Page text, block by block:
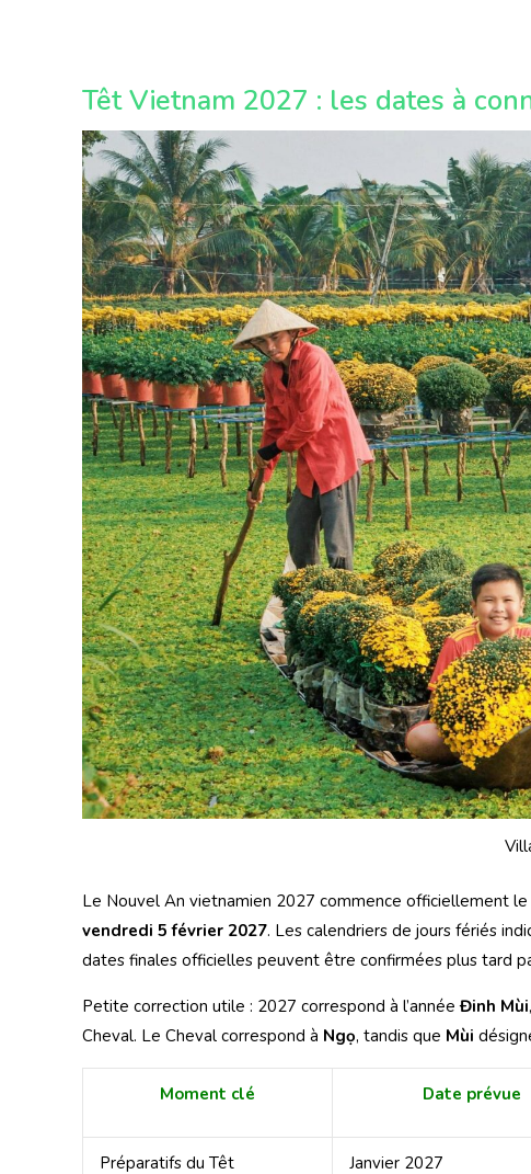
Têt Vietnam 2027 : les dates à
Le Nouvel An vietnamien 2027 commence officiellement le
vendredi 5 février 2027. Les calendriers de jours fériés
dates finales officielles peuvent être confirmées plus tard
Petite correction utile : 2027 correspond à l’annéeĐinh Mùi
Cheval. Le Cheval correspond à Ngọ, tandis que Mùi
Moment clé Date prévue
Préparatifs du Têt Janvier 2027